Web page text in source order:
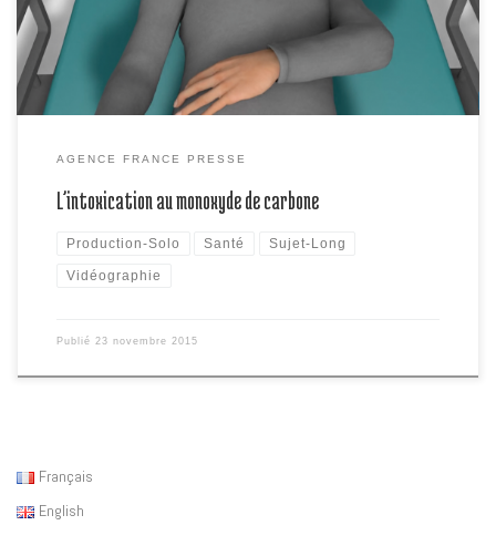
une chaudière à gaz défectueuse, a annoncé la préfecture.
AGENCE FRANCE PRESSE
L’intoxication au monoxyde de carbone
Production-Solo Santé Sujet-Long
Vidéographie
Publié 23 novembre 2015
Français
English